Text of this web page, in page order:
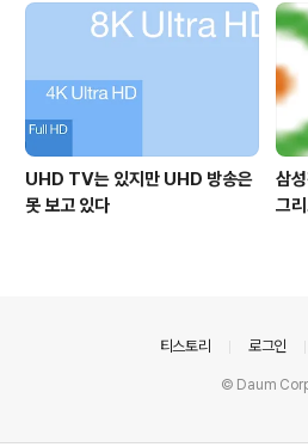
UHD TV는 있지만 UHD 방송은
못 보고 있다
삼
그
티스토리 로그인
© Daum